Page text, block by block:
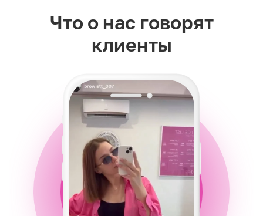
Что о нас говорят
клиенты